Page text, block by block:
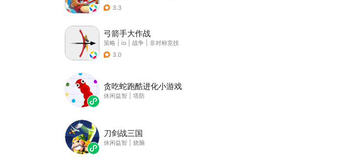
3.3
弓箭手大作战
策略 io 战争
非对称竞技
3.0
贪吃蛇跑酷进化小游戏
休闲益智 塔防
刀剑战三国
休闲益智 烧脑